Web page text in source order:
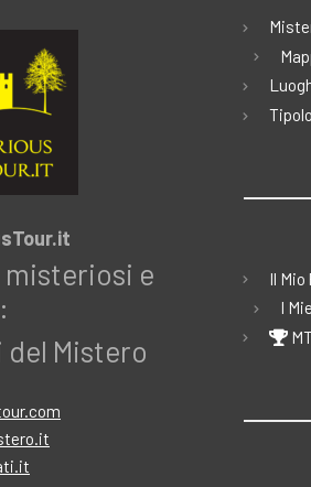
misteriosi e
del Mistero
Il Mio
I